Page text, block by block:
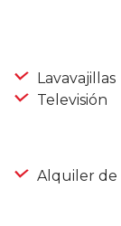
Lavavajillas
Televisión
Alquiler de